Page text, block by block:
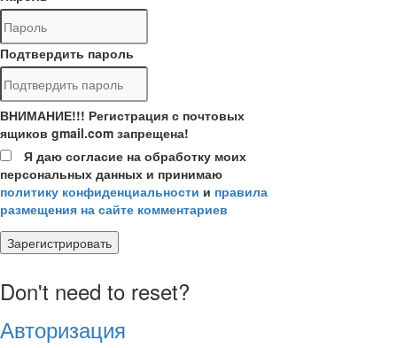
Подтвердить пароль
ВНИМАНИЕ!!! Регистрация с почтовых
ящиков gmail.com запрещена!
Я даю согласие на обработку моих
персональных данных и принимаю
политику конфиденциальности и правила
размещения на сайте комментариев
Зарегистрировать
Don't need to reset?
Авторизация